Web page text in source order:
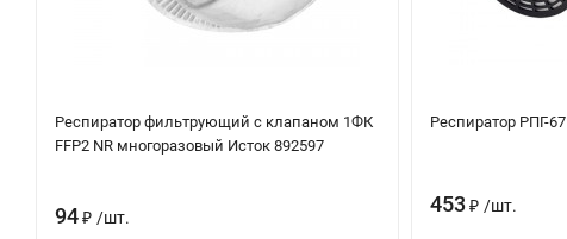
Респиратор фильтрующий с клапаном 1ФК
FFP2 NR многоразовый Исток 892597
94₽ /шт.
Респиратор РПГ-67
453 ₽ /шт.